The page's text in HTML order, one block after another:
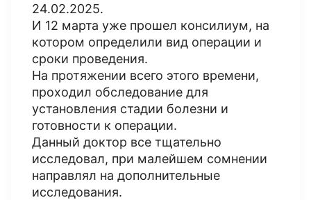
24.02.2025.
И 12 марта уже прошел консилиум, на
котором определили вид операции и
сроки проведения.
На протяжении всего этого времени,
проходил обследование для
установления стадии болезни и
готовности к операции.
Данный доктор все тщательно
исследовал, при малейшем сомнении
направлял на дополнительные
исследования.